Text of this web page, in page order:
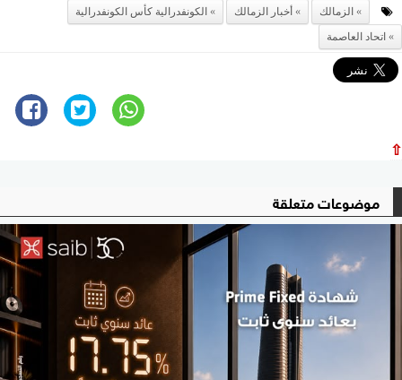
الزمالك أخبار الزمالك
الكونفدرالية كأس الكونفدرالية
اتحاد العاصمة
⇧
موضوعات متعلقة